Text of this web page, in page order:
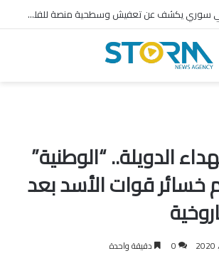
بحجر واحد، صحفي سوري يكشف عن تعفيش وسطحية منصة للفلول
الدويلة.. “الوطنية”
قوات الأسد بعد
0 دقيقة واحدة